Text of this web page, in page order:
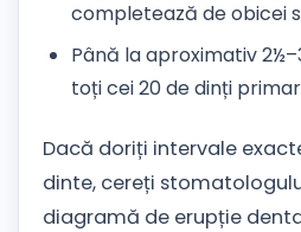
completează de obicei
Până la aproximativ
toți cei 20 de dinți
Dacă doriți intervale
dinte, cereți
diagramă de erupție